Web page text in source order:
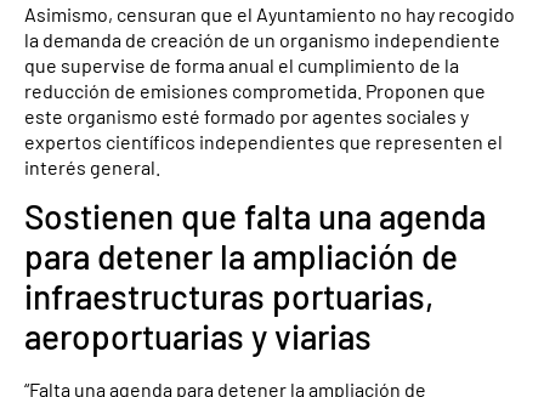
Asimismo, censuran que el Ayuntamiento no hay recogido
la demanda de creación de un organismo independiente
que supervise de forma anual el cumplimiento de la
reducción de emisiones comprometida. Proponen que
este organismo esté formado por agentes sociales y
expertos científicos independientes que representen el
interés general.
Sostienen que falta una agenda
para detener la ampliación de
infraestructuras portuarias,
aeroportuarias y viarias
“Falta una agenda para detener la ampliación de